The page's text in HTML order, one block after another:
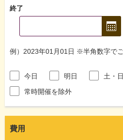
終了
例）2023年01月01日 ※半角数字でご
今日 明日
土・
常時開催を除外
費用